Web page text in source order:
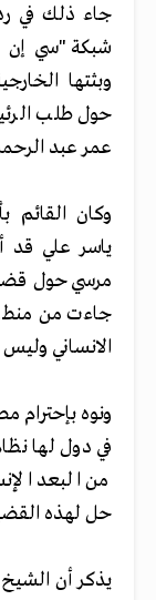
جاء ذلك في
شبكة "سي إن
وبثتها
حول طلب
عمر عبد
وكان القائم
ياسر علي
مرسي حول
جاءت من
الانساني وليس
ونوه بإحترام
في دول لها
من البعد
حل لهذه
يذكر أن